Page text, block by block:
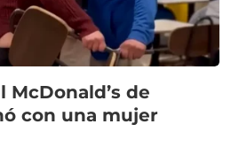
McDonald’s de
con una mujer